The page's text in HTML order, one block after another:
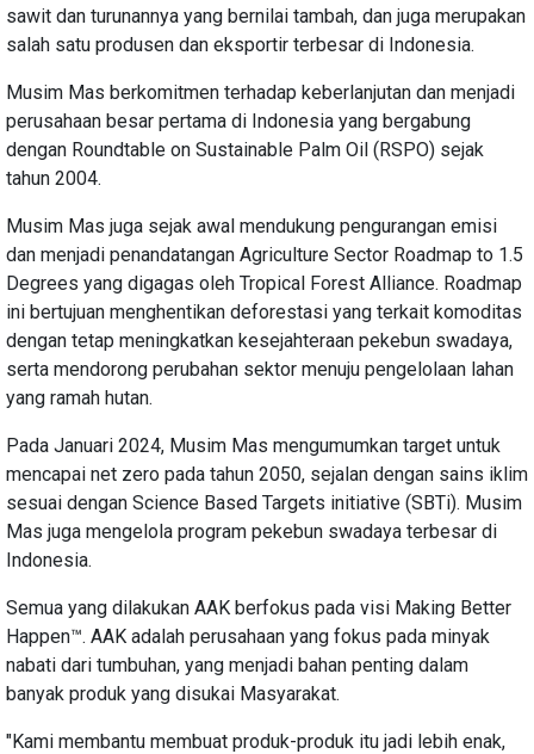
sawit dan turunannya yang bernilai tambah, dan juga merupakan
salah satu produsen dan eksportir terbesar di Indonesia.
Musim Mas berkomitmen terhadap keberlanjutan dan menjadi
perusahaan besar pertama di Indonesia yang bergabung
dengan Roundtable on Sustainable Palm Oil (RSPO) sejak
tahun 2004.
Musim Mas juga sejak awal mendukung pengurangan emisi
dan menjadi penandatangan Agriculture Sector Roadmap to 1.5
Degrees yang digagas oleh Tropical Forest Alliance. Roadmap
ini bertujuan menghentikan deforestasi yang terkait komoditas
dengan tetap meningkatkan kesejahteraan pekebun swadaya,
serta mendorong perubahan sektor menuju pengelolaan lahan
yang ramah hutan.
Pada Januari 2024, Musim Mas mengumumkan target untuk
mencapai net zero pada tahun 2050, sejalan dengan sains iklim
sesuai dengan Science Based Targets initiative (SBTi). Musim
Mas juga mengelola program pekebun swadaya terbesar di
Indonesia.
Semua yang dilakukan AAK berfokus pada visi Making Better
Happen™. AAK adalah perusahaan yang fokus pada minyak
nabati dari tumbuhan, yang menjadi bahan penting dalam
banyak produk yang disukai Masyarakat.
"Kami membantu membuat produk-produk itu jadi lebih enak,